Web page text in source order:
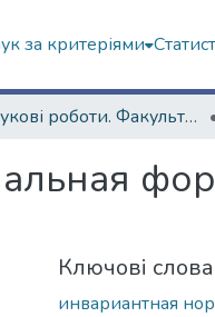
за критеріями
Наукові роботи. Факультет математики і інформатики
Ключові слова
инвариантная